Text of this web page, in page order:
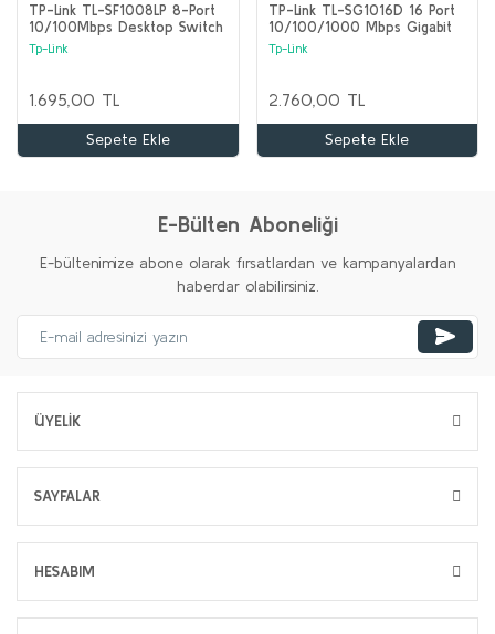
TP-Link TL-SF1008LP 8-Port
10/100Mbps Desktop Switch
with 4-Port PoE
Tp-Link
1.695,00 TL
Sepete Ekle
TP-Link TL-SG1016D 16 Port
10/100/1000 Mbps Gigabit
Switch
Tp-Link
2.760,00 TL
Sepete Ekle
E-Bülten Aboneliği
E-bültenimize abone olarak fırsatlardan ve kampanyalardan
haberdar olabilirsiniz.
ÜYELİK
SAYFALAR
HESABIM